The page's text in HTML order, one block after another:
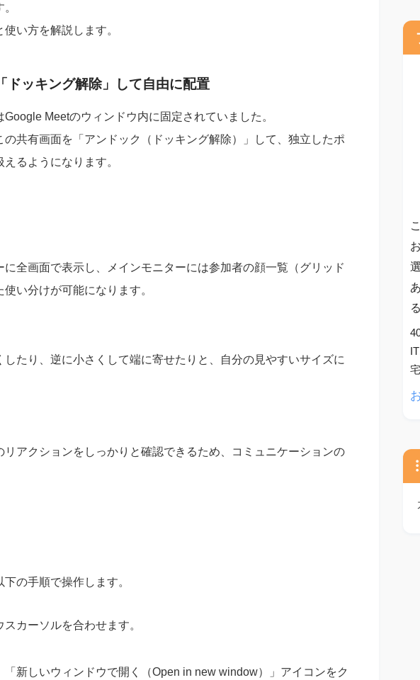
い方を解説します。
ドッキング解除」して自由に配置
Meetのウィンドウ内に固定されていました。
共有画面を「アンドック（ドッキング解除）」して、独立したポ
るようになります。
全画面で表示し、メインモニターには参加者の顔一覧（グリッド
い分けが可能になります。
たり、逆に小さくして端に寄せたりと、自分の見やすいサイズに
アクションをしっかりと確認できるため、コミュニケーションの
の手順で操作します。
カーソルを合わせます。
新しいウィンドウで開く（Open in new window）」アイコンをク